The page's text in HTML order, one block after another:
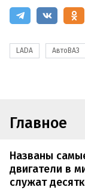
LADA АвтоВАЗ
Главное
Названы
двигатели в
служат